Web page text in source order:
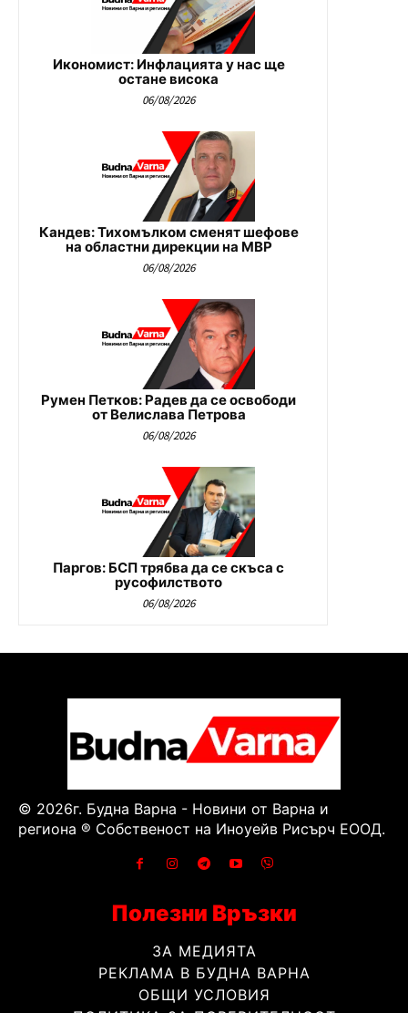
Икономист: Инфлацията у нас ще
остане висока
06/08/2026
Кандев: Тихомълком сменят шефове
на областни дирекции на МВР
06/08/2026
Румен Петков: Радев да се освободи
от Велислава Петрова
06/08/2026
Паргов: БСП трябва да се скъса с
русофилството
06/08/2026
© 2026г. Будна Варна - Новини от Варна и
региона ® Собственост на Иноуейв Рисърч ЕООД.
Полезни Връзки
ЗА МЕДИЯТА
РЕКЛАМА В БУДНА ВАРНА
ОБЩИ УСЛОВИЯ